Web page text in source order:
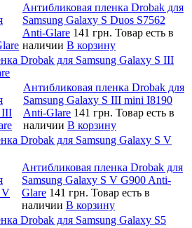
Антибликовая пленка Drobak для
Samsung Galaxy S Duos S7562
Anti-Glare 141 грн. Товар есть в
наличии В корзину
Drobak для Samsung Galaxy S III
Антибликовая пленка Drobak для
Samsung Galaxy S III mini I8190
Anti-Glare 141 грн. Товар есть в
наличии В корзину
Drobak для Samsung Galaxy S V
Антибликовая пленка Drobak для
Samsung Galaxy S V G900 Anti-
Glare 141 грн. Товар есть в
наличии В корзину
Drobak для Samsung Galaxy S5